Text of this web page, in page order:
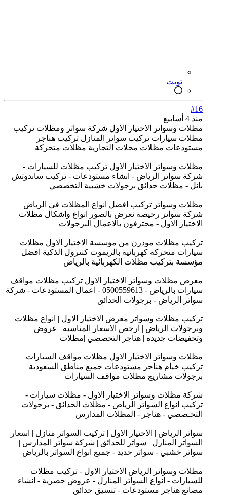
تويت
#16
منذ 4 أسابيع
مظلات وسواتر الاختيار الاول شركة سواتر ومظلات تركيب
مظلات سيارات تركيب سواتر المنازل تركيب هناجر
مستودعات مظلات محلات التجارية مظلات متحركة
مظلات وسواتر الاختيار الاول تركيب مظلات للسيارات -
شركة سواتر الرياض - انشاء مستودعات - تركيب ساندوتش
بانل - مظلات حدائق برجولات خشبية التخصصي
مظلات وسواتر تركيب افضل انواع المظلات في الرياض
شركة سواتر رخيصة نعرض بالصور انواع واشكال مظلات
الاختيار الاول - محترفون بالاعمال البرجولات
تركيب مظلات مودرن من مؤسسة الاختيار الاول مظلات
سيارات متحركة كهربائية بالريموت كنترول الذكية افضل
مؤسسة بتركيب مظلات الكهربائية بالرياض
معرض مظلات وسواتر الاختيار الاول تركيب مظلات مواقف
سيارات بالرياض - 0500559613 - اعمال المستودعات - شركة
سواتر الرياض - برجولات الحدائق
تركيب مظلات وسواتر معرض الاختيار الاول | انواع مظلات
وبرجولات الرياض | ارخص الاسعار المناسبه | عروض
وتخفيضات جديده | هناجر التخصصي |مظلات
مظلات وسواتر الاختيار الاول مظلات مواقف السيارات
تركيب خيام هناجر مستودعات جميع مناطق السعودية
برجولات مشاريع مظلات مواقف السيارات
شركة مظلات وسواتر الاختيار الاول - مظلات سيارات -
تركيب انواع السواتر الرياض - مظلات الحدائق - برجولات
التخـصصي - هناجر - المظلات المدارس
سواتر الرياض | الاختيار الاول | تركيب السواتر منازل | اسعار
السواتر المنازل | سواتر للحدائق | شركة سواتر المدارس |
سواتر خشبي - سواتر حديد - جميع انواع السواتر بالرياض
مظلات وسواتر الرياض الاختيار الاول - تركيب مظلات
للسيارات - انواع السواتر المنازل - عروض حصرية - انشاء
مصانع هناجر مستودعات - تنسيق حدائق